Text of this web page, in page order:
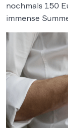
nochmals 150
immense